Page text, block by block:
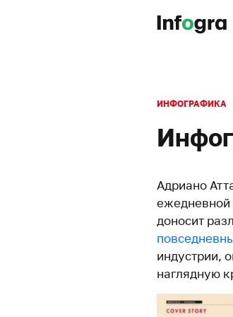
ИНФОГРАФИКА
Адриано
ежедневной
доносит
индустрии,
наглядную